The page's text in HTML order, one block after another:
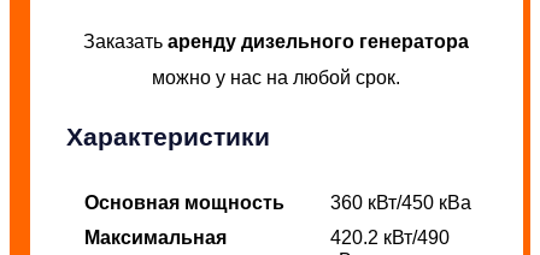
Заказатьаренду дизельного генератора
можно у нас на любой срок.
Характеристики
Основная мощность
360 кВт/450 кВа
Максимальная
420.2 кВт/490